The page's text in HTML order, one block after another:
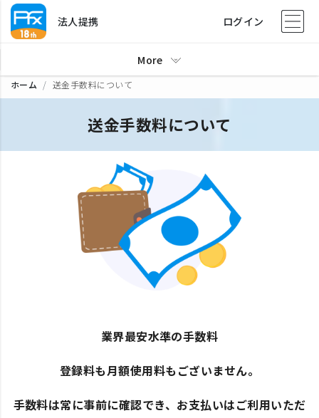
法人提携 ログイン
More
ホーム 送金手数料について
送金手数料について
業界最安水準の手数料
登録料も月額使用料もございません。
手数料は常に事前に確認でき、お支払いはご利用いただ